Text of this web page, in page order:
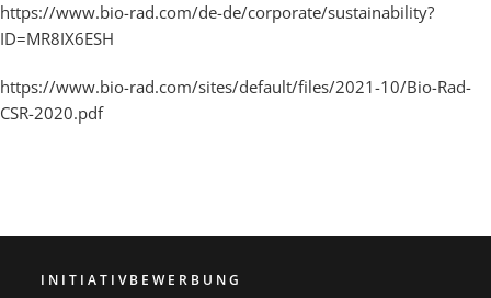
https://www.bio-rad.com/de-de/corporate/sustainability?
ID=MR8IX6ESH
https://www.bio-rad.com/sites/default/files/2021-10/Bio-Rad-
CSR-2020.pdf
INITIATIVBEWERBUNG